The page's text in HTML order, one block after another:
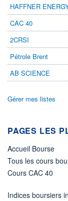
HAFFNER
CAC 40
2CRSI
Pétrole Brent
AB SCIENCE
Gérer mes listes
PAGES LES
Accueil Bourse
Tous les cours
Cours CAC 40
Indices boursiers